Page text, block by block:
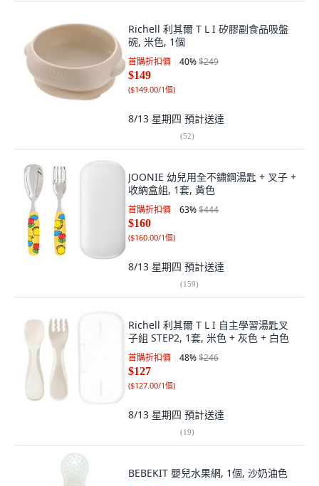
Richell 利其爾 T L I 矽膠副食品吸盤
碗, 米色, 1個
首購折扣價 40%$249
$149
($149.00/1個)
8/13 星期四 預計送達
(52)
JOONIE 幼兒用全不鏽鋼湯匙 + 叉子 +
收納盒組, 1套, 黃色
首購折扣價 63%$444
$160
($160.00/1個)
8/13 星期四 預計送達
(159)
Richell 利其爾 T L I 自主學習湯匙叉
子組 STEP2, 1套, 米色 + 灰色 + 白色
首購折扣價 48%$246
$127
($127.00/1個)
8/13 星期四 預計送達
(19)
BEBEKIT 嬰兒水果網, 1個, 沙奶油色